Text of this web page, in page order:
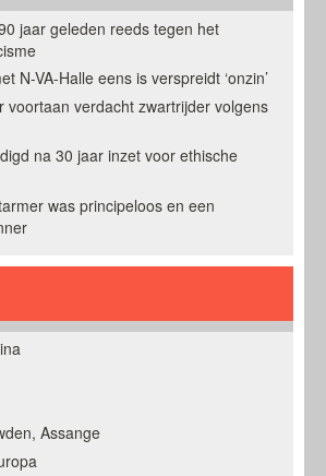
jaar geleden reeds tegen het
N-VA-Halle eens is verspreidt ‘onzin’
voortaan verdacht zwartrijder volgens
na 30 jaar inzet voor ethische
was principeloos en een
Assange